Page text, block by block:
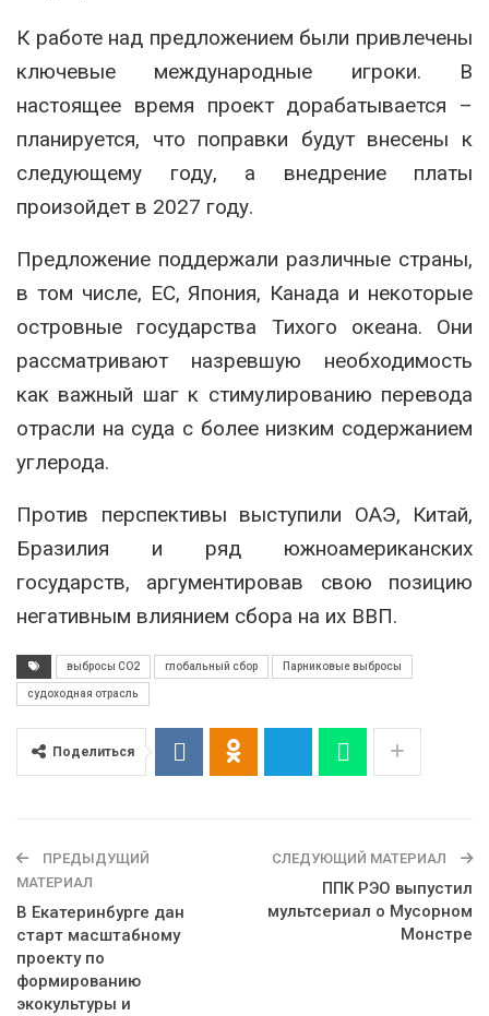
К работе над предложением были привлечены
ключевые международные игроки. В
настоящее время проект дорабатывается –
планируется, что поправки будут внесены к
следующему году, а внедрение платы
произойдет в 2027 году.
Предложение поддержали различные страны,
в том числе, ЕС, Япония, Канада и некоторые
островные государства Тихого океана. Они
рассматривают назревшую необходимость
как важный шаг к стимулированию перевода
отрасли на суда с более низким содержанием
углерода.
Против перспективы выступили ОАЭ, Китай,
Бразилия и ряд южноамериканских
государств, аргументировав свою позицию
негативным влиянием сбора на их ВВП.
выбросы СО2 глобальный сбор Парниковые выбросы
судоходная отрасль
Поделиться
ПРЕДЫДУЩИЙ
МАТЕРИАЛ
В Екатеринбурге дан
старт масштабному
проекту по
формированию
экокультуры и
СЛЕДУЮЩИЙ МАТЕРИАЛ
ППК РЭО выпустил
мультсериал о Мусорном
Монстре